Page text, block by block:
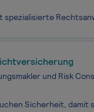
und Risk